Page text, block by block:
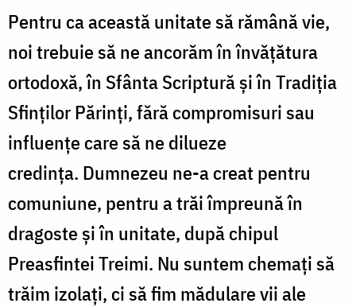
Pentru ca această unitate să rămână vie,
noi trebuie să ne ancorăm în învățătura
ortodoxă, în Sfânta Scriptură și în Tradiția
Sfinților Părinți, fără compromisuri sau
influențe care să ne dilueze
credința. Dumnezeu ne-a creat pentru
comuniune, pentru a trăi împreună în
dragoste și în unitate, după chipul
Preasfintei Treimi. Nu suntem chemați să
trăim izolați, ci să fim mădulare vii ale